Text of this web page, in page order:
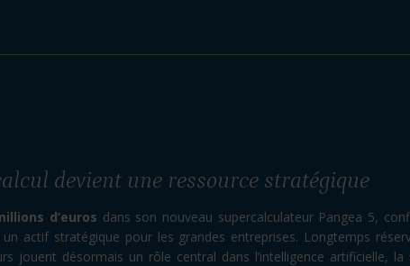
devient une ressource stratégique
d’euros dans son nouveau supercalculateur Pangea 5,
actif stratégique pour les grandes entreprises. Longtemps
jouent désormais un rôle central dans l’intelligence artificielle, la